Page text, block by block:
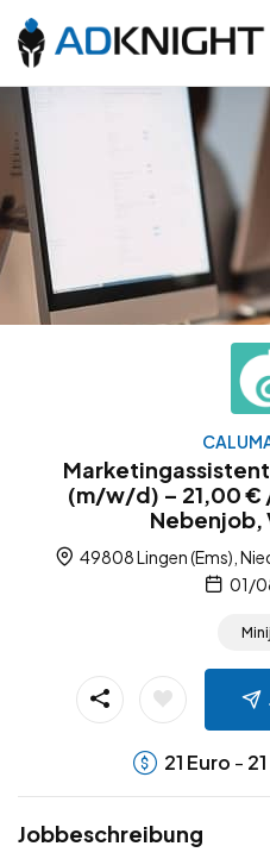
(m/w/d) – 21,00 €
49808 Lingen (Ems),
01/
21 Euro - 21
Jobbeschreibung